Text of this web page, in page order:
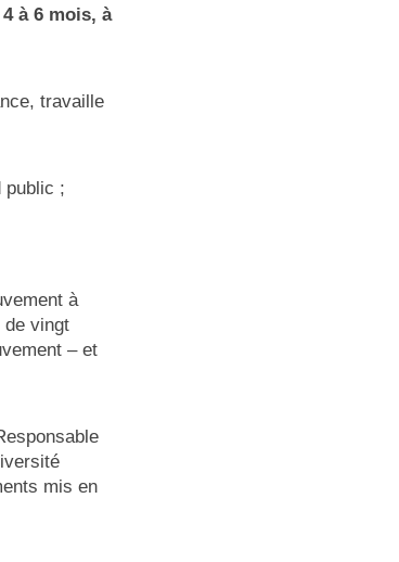
à 6 mois, à
travaille
public ;
à
de vingt
– et
mis en